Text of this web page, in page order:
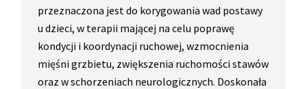
przeznaczona jest do korygowania wad postawy
u dzieci, w terapii mającej na celu poprawę
kondycji i koordynacji ruchowej, wzmocnienia
mięśni grzbietu, zwiększenia ruchomości stawów
oraz w schorzeniach neurologicznych. Doskonała